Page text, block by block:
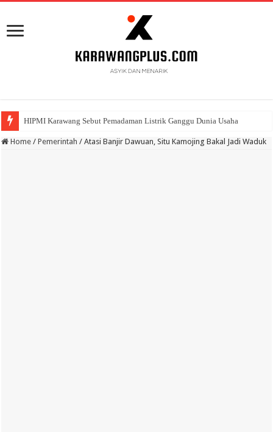
HIPMI Karawang Sebut Pemadaman Listrik Ganggu Dunia Usaha
BPK Ganjar WTP ke 11 Pada Laporan Keuangan Pemda Karawang
Home / Pemerintah / Atasi Banjir Dawuan, Situ Kamojing Bakal Jadi Waduk